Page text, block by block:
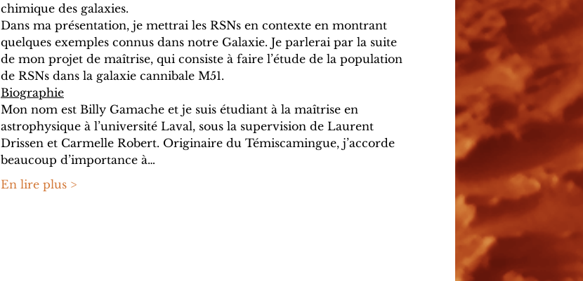
chimique des galaxies.
Dans ma présentation, je mettrai les RSNs en contexte en montrant
quelques exemples connus dans notre Galaxie. Je parlerai par la suite
de mon projet de maîtrise, qui consiste à faire l’étude de la population
de RSNs dans la galaxie cannibale M51.
Biographie
Mon nom est Billy Gamache et je suis étudiant à la maîtrise en
astrophysique à l’université Laval, sous la supervision de Laurent
Drissen et Carmelle Robert. Originaire du Témiscamingue, j’accorde
beaucoup d’importance à…
En lire plus >